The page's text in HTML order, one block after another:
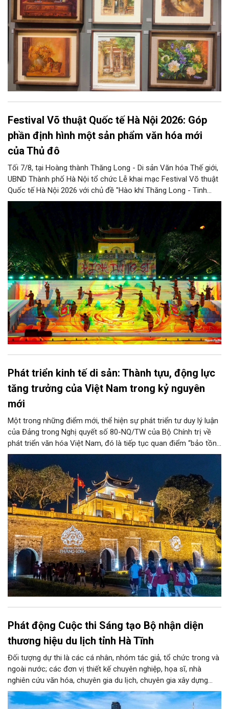
Festival Võ thuật Quốc tế Hà Nội 2026: Góp
phần định hình một sản phẩm văn hóa mới
của Thủ đô
Tối 7/8, tại Hoàng thành Thăng Long - Di sản Văn hóa Thế giới,
UBND Thành phố Hà Nội tổ chức Lễ khai mạc Festival Võ thuật
Quốc tế Hà Nội 2026 với chủ đề "Hào khí Thăng Long - Tinh
hoa võ Việt". Lần đầu tiên được tổ chức, Festival đánh dấu
hóa - thể thao mang tầm quốc tế, góp phần tôn vinh truyền
thống thượng võ dân tộc, quảng bá hình ảnh Hà Nội và thúc đẩy
giao lưu văn hóa, thể thao với bạn bè thế giới.
Phát triển kinh tế di sản: Thành tựu, động lực
tăng trưởng của Việt Nam trong kỷ nguyên
mới
Một trong những điểm mới, thể hiện sự phát triển tư duy lý luận
của Đảng trong Nghị quyết số 80-NQ/TW của Bộ Chính trị về
phát triển văn hóa Việt Nam, đó là tiếp tục quan điểm “bảo tồn
và phát huy giá trị di sản văn hóa gắn kết với phát triển kinh tế -
xã hội và du lịch”; đồng thời, nâng lên một tầm cao mới: “phát
triển kinh tế di sản”.
Phát động Cuộc thi Sáng tạo Bộ nhận diện
thương hiệu du lịch tỉnh Hà Tĩnh
Đối tượng dự thi là các cá nhân, nhóm tác giả, tổ chức trong và
ngoài nước; các đơn vị thiết kế chuyên nghiệp, họa sĩ, nhà
nghiên cứu văn hóa, chuyên gia du lịch, chuyên gia xây dựng
thương hiệu cùng những người yêu thích sáng tạo. Mỗi tác giả
hoặc nhóm tác giả được gửi tối đa 03 tác phẩm ở mỗi giai